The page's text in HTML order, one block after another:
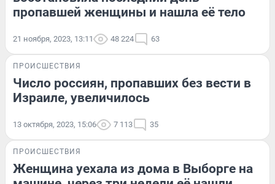
пропавшей женщины и нашла её тело
21 ноября, 2023, 13:11 48 224 63
ПРОИСШЕСТВИЯ
Число россиян, пропавших без вести в
Израиле, увеличилось
13 октября, 2023, 15:06 7 113 35
ПРОИСШЕСТВИЯ
Женщина уехала из дома в Выборге на